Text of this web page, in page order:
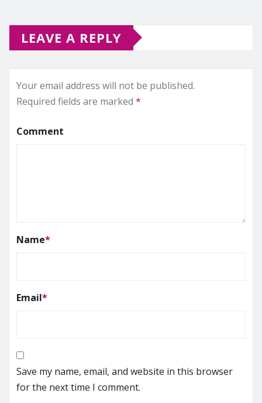
LEAVE A REPLY
Your email address will not be published.
Required fields are marked *
Comment
Name*
Email*
Save my name, email, and website in this browser
for the next time I comment.